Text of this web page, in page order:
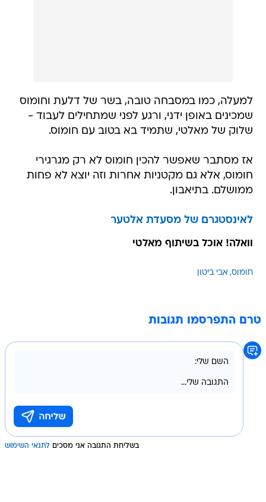
למעלה, כמו במסבחה טובה, בשר של דלעת וחומוס
שמכינים באופן ידני, ורגע לפני שמתחילים לעבוד -
שלוק של מאלטי, שתמיד בא בטוב עם חומוס.
אז מסתבר שאפשר להכין חומוס לא רק מגרגירי
חומוס, אלא גם מקטניות אחרות וזה יוצא לא פחות
ממושלם. בתיאבון.
לאינסטגרם של מסעדת אלטער
וואלה! אוכל בשיתוף מאלטי
חומוס אבי ביטון
טרם התפרסמו תגובות
בשליחת התגובה אני מסכים לתנאי השימוש